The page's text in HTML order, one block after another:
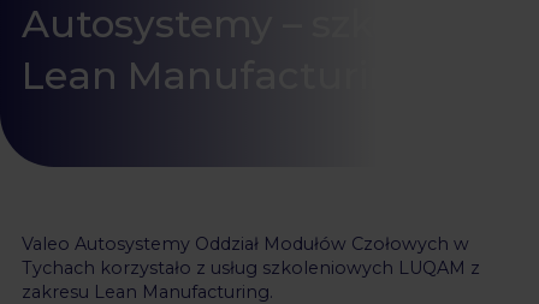
Autosystemy – szkolenie
Lean Manufacturing
Valeo Autosystemy Oddział Modułów Czołowych w
Tychach korzystało z usług szkoleniowych LUQAM z
zakresu Lean Manufacturing.